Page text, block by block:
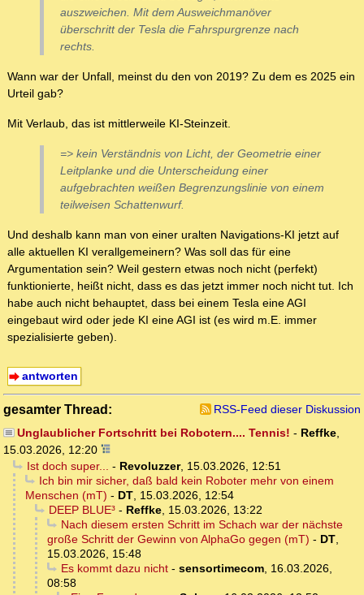
auszweichen. Mit dem Ausweichmanöver
überschritt der Tesla die Fahrspurgrenze nach
rechts.
Wann war der Unfall, meinst du den von 2019? Zu dem es 2025 ein
Urteil gab?
Mit Verlaub, das ist mittlerweile KI-Steinzeit.
=> kein Verständnis von Licht, der Geometrie einer
Leitplanke und die Unterscheidung einer
aufgebrachten weißen Begrenzungslinie von einem
teilweisen Schattenwurf.
Und deshalb kann man von einer uralten Navigations-KI jetzt auf
alle aktuellen KI verallgemeinern? Was soll das für eine
Argumentation sein? Weil gestern etwas noch nicht (perfekt)
funktionierte, heißt nicht, dass es das jetzt immer noch nicht tut. Ich
habe auch nicht behauptet, dass bei einem Tesla eine AGI
eingebaut wird oder jede KI eine AGI ist (es wird m.E. immer
spezialisierte geben).
antworten
gesamter Thread:
RSS-Feed dieser Diskussion
Unglaublicher Fortschritt bei Robotern.... Tennis! - Reffke,
15.03.2026, 12:20
Ist doch super... - Revoluzzer, 15.03.2026, 12:51
Ich bin mir sicher, daß bald kein Roboter mehr von einem
Menschen (mT) - DT, 15.03.2026, 12:54
DEEP BLUE³- Reffke, 15.03.2026, 13:22
Nach diesem ersten Schritt im Schach war der nächste
große Schritt der Gewinn von AlphaGo gegen (mT) - DT,
15.03.2026, 15:48
Es kommt dazu nicht- sensortimecom, 16.03.2026,
08:58